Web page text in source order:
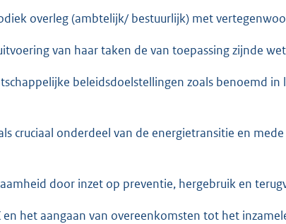
overleg (ambtelijk/ bestuurlijk) met
van haar taken de van toepassing zijnde
beleidsdoelstellingen zoals benoemd
cruciaal onderdeel van de energietransitie en
door inzet op preventie, hergebruik en
en het aangaan van overeenkomsten tot het